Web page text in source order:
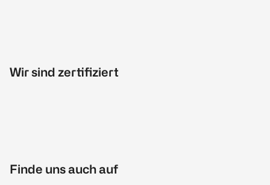
Wir sind zertifiziert
Finde uns auch auf